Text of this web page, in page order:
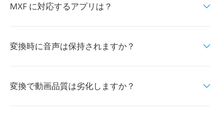
MXF に対応するアプリは？
変換時に音声は保持されますか？
変換で動画品質は劣化しますか？